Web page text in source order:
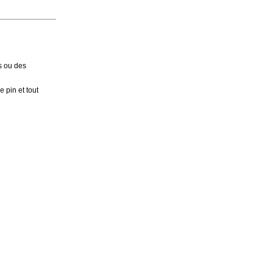
ou des
pin et tout